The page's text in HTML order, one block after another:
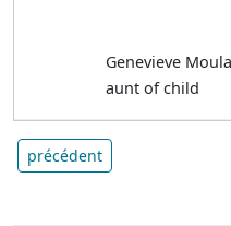
Genevieve
aunt of child
précédent